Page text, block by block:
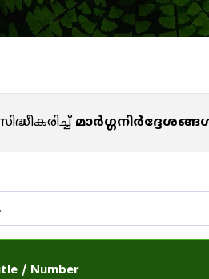
/ Number